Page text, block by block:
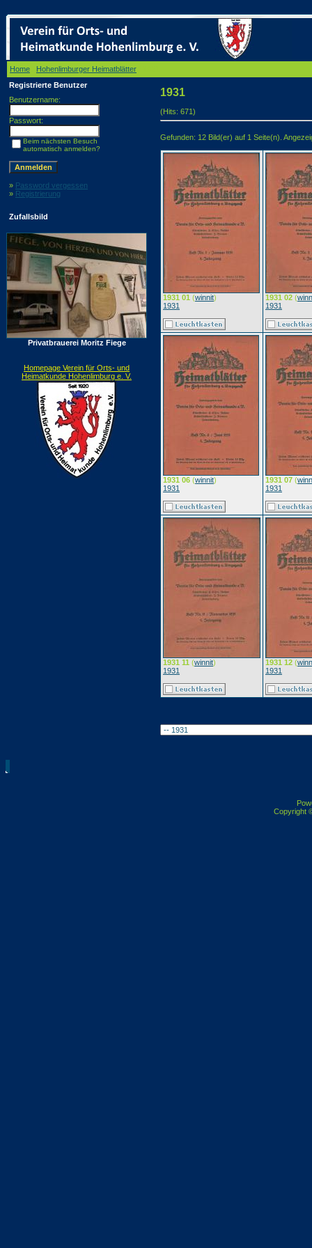
Home Hohenlimburger Heimatblätter
Registrierte Benutzer
Benutzername:
Passwort:
Beim nächsten Besuch
automatisch anmelden?
» Password vergessen
» Registrierung
Zufallsbild
Privatbrauerei Moritz Fiege
Homepage Verein für Orts- und
Heimatkunde Hohenlimburg e. V.
1931
(Hits: 671)
Gefunden: 12 Bild(er) auf 1 Seite(n).
1931 01 (winnit)
1931
1931 02 (
1931
1931 06 (winnit)
1931
1931 07 (
1931
1931 11 (winnit)
1931
1931 12 (
1931
Copyright